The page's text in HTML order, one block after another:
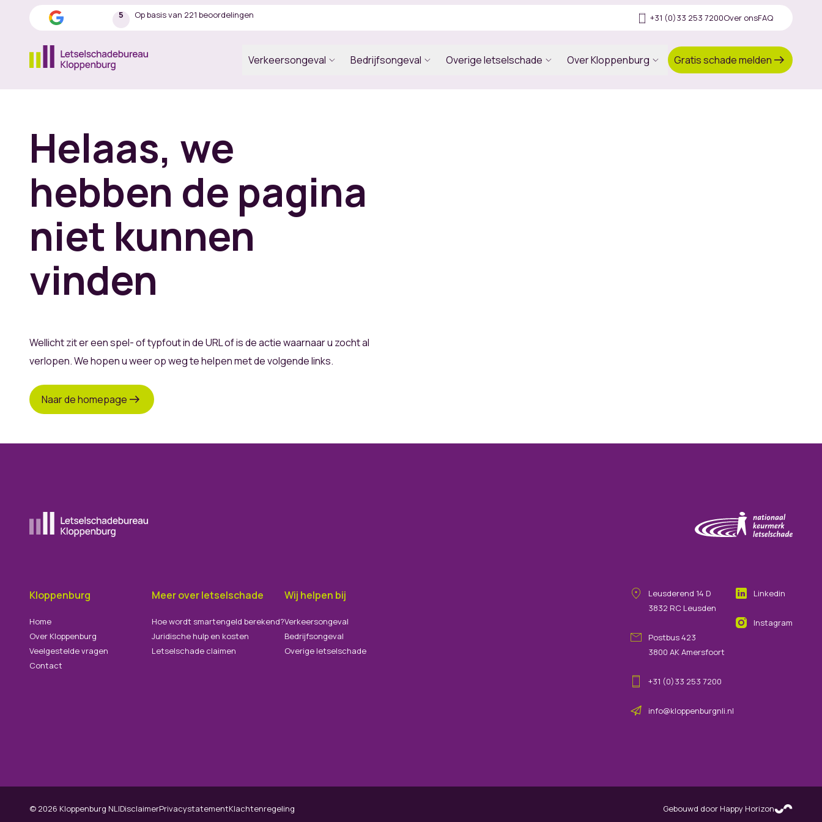
5 Op basis van 221 beoordelingen +31 (0)33 253 7200Over onsFAQ
Verkeersongeval Bedrijfsongeval Overige letselschade Over Kloppenburg Gratis schade melden
Helaas, we
hebben de pagina
niet kunnen
vinden
Wellicht zit er een spel- of typfout in de URL of is de actie waarnaar u zocht al
verlopen. We hopen u weer op weg te helpen met de volgende links.
Naar de homepage
Kloppenburg
Home
Over Kloppenburg
Veelgestelde vragen
Contact
Meer over letselschade
Hoe wordt smartengeld berekend?
Juridische hulp en kosten
Letselschade claimen
Wij helpen bij
Verkeersongeval
Bedrijfsongeval
Overige letselschade
Leusderend 14 D
3832 RC Leusden
Postbus 423
3800 AK Amersfoort
+31 (0)33 253 7200
info@kloppenburgnli.nl
Linkedin
Instagram
© 2026 Kloppenburg NLIDisclaimerPrivacystatementKlachtenregeling Gebouwd door Happy Horizon
(opens in new tab)